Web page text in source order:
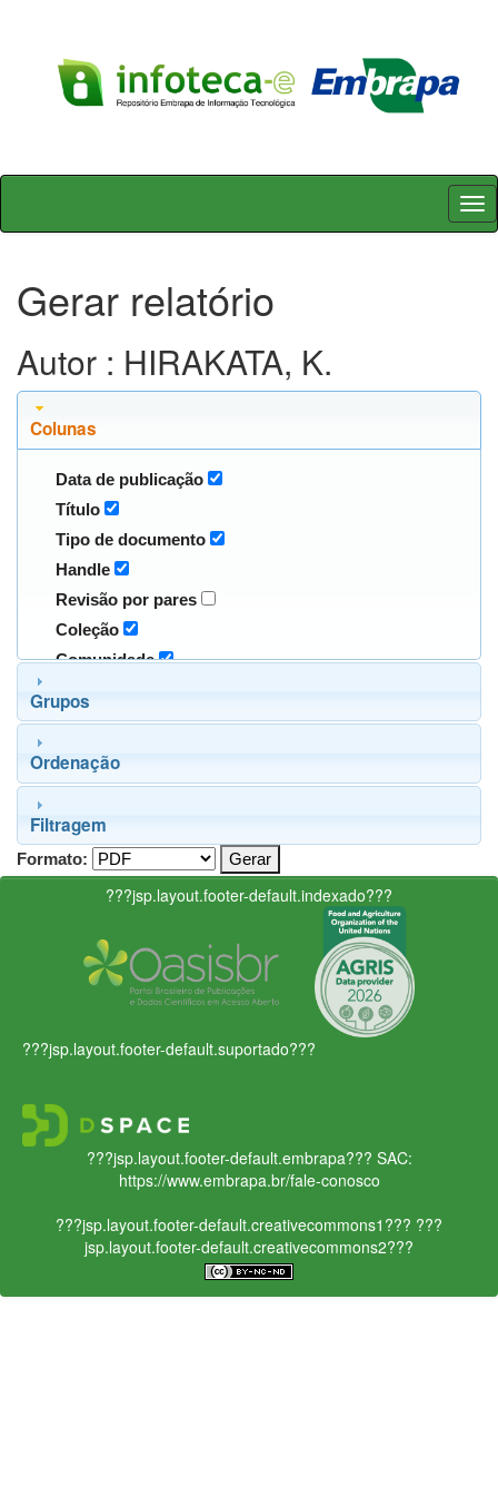
Skip
Gerar relatório
Autor : HIRAKATA, K.
Colunas
Data de publicação
Título
Tipo de documento
Handle
Revisão por pares
Coleção
Comunidade
Grupos
Ordenação
Filtragem
Formato:
???jsp.layout.footer-default.indexado???
???jsp.layout.footer-default.suportado???
???jsp.layout.footer-default.embrapa??? SAC:
https://www.embrapa.br/fale-conosco
???jsp.layout.footer-default.creativecommons1??? ???
jsp.layout.footer-default.creativecommons2???